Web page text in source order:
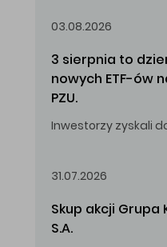
03.08.2026
3 sierpnia to
nowych ETF-ów
PZU.
31.07.2026
Skup akcji
S.A.